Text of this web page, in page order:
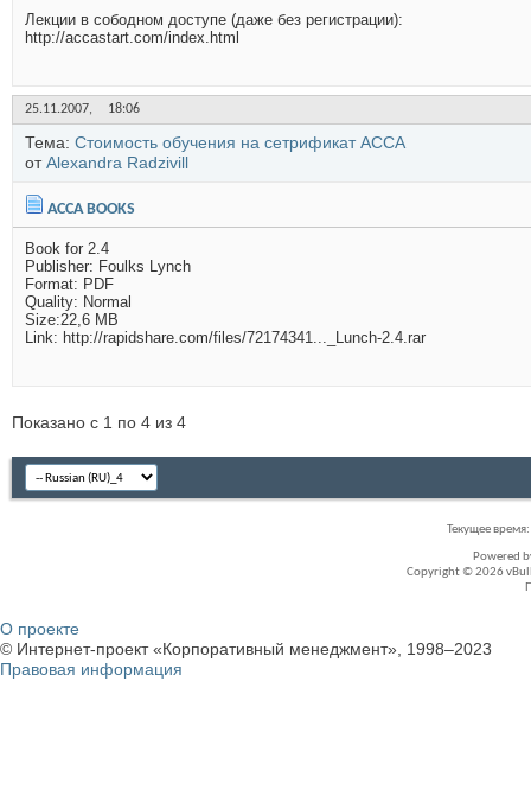
Лекции в сободном доступе (даже без регистрации):
http://accastart.com/index.html
25.11.2007, 18:06
Тема: Стоимость обучения на сетрификат АССА
отAlexandra Radzivill
ACCA BOOKS
Book for 2.4
Publisher: Foulks Lynch
Format: PDF
Quality: Normal
Size:22,6 MB
Link: http://rapidshare.com/files/72174341..._Lunch-2.4.rar
Показано с 1 по 4 из 4
Текущее время:
Powered
Copyright © 2026
О проекте
© Интернет-проект «Корпоративный менеджмент», 1998–2023
Правовая информация